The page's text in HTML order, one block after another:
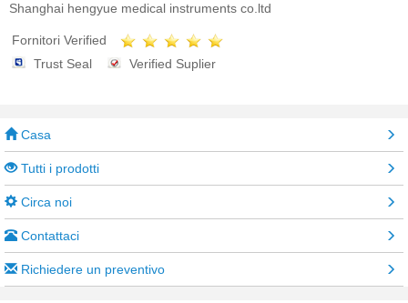
Shanghai hengyue medical instruments co.ltd
Fornitori Verified
Trust Seal
Verified Suplier
Casa
Tutti i prodotti
Circa noi
Contattaci
Richiedere un preventivo